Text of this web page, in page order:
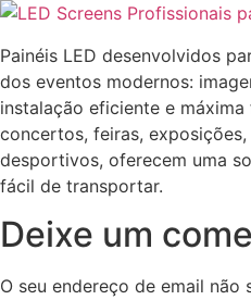
Painéis LED desenvolvidos
dos eventos modernos:
instalação eficiente e
concertos, feiras,
desportivos, oferecem uma
fácil de transportar.
Deixe um
O seu endereço de email não